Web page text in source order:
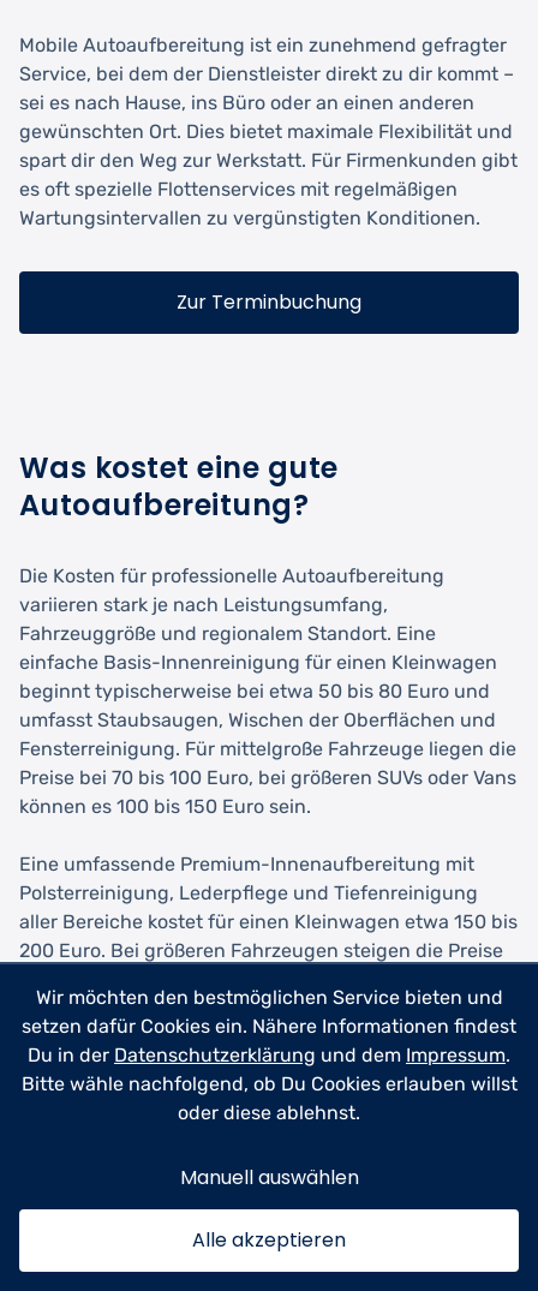
Mobile Autoaufbereitung ist ein zunehmend gefragter
Service, bei dem der Dienstleister direkt zu dir kommt –
sei es nach Hause, ins Büro oder an einen anderen
gewünschten Ort. Dies bietet maximale Flexibilität und
spart dir den Weg zur Werkstatt. Für Firmenkunden gibt
es oft spezielle Flottenservices mit regelmäßigen
Wartungsintervallen zu vergünstigten Konditionen.
Zur Terminbuchung
Was kostet eine gute
Autoaufbereitung?
Die Kosten für professionelle Autoaufbereitung
variieren stark je nach Leistungsumfang,
Fahrzeuggröße und regionalem Standort. Eine
einfache Basis-Innenreinigung für einen Kleinwagen
beginnt typischerweise bei etwa 50 bis 80 Euro und
umfasst Staubsaugen, Wischen der Oberflächen und
Fensterreinigung. Für mittelgroße Fahrzeuge liegen die
Preise bei 70 bis 100 Euro, bei größeren SUVs oder Vans
können es 100 bis 150 Euro sein.
Eine umfassende Premium-Innenaufbereitung mit
Polsterreinigung, Lederpflege und Tiefenreinigung
aller Bereiche kostet für einen Kleinwagen etwa 150 bis
200 Euro. Bei größeren Fahrzeugen steigen die Preise
hartnäckige Verschmutzungen, Geruchsbeseitigung
oder Tierhaare entfernt werden müssen, können
Aufschläge von 50 bis 100 Euro hinzukommen.
Die Außenaufbereitung beginnt mit einfachen
professionelle Außenreinigung mit Lackpflege und
Versiegelung liegt bei 80 bis 150 Euro. Mehrstufige
Polituren zur Lackkorrektur beginnen bei etwa 200
Euro und können je nach Zustand des Lacks und
Wir möchten den bestmöglichen Service bieten und
setzen dafür Cookies ein. Nähere Informationen findest
Du in der Datenschutzerklärung und dem Impressum.
Bitte wähle nachfolgend, ob Du Cookies erlauben willst
oder diese ablehnst.
Manuell auswählen
Alle akzeptieren